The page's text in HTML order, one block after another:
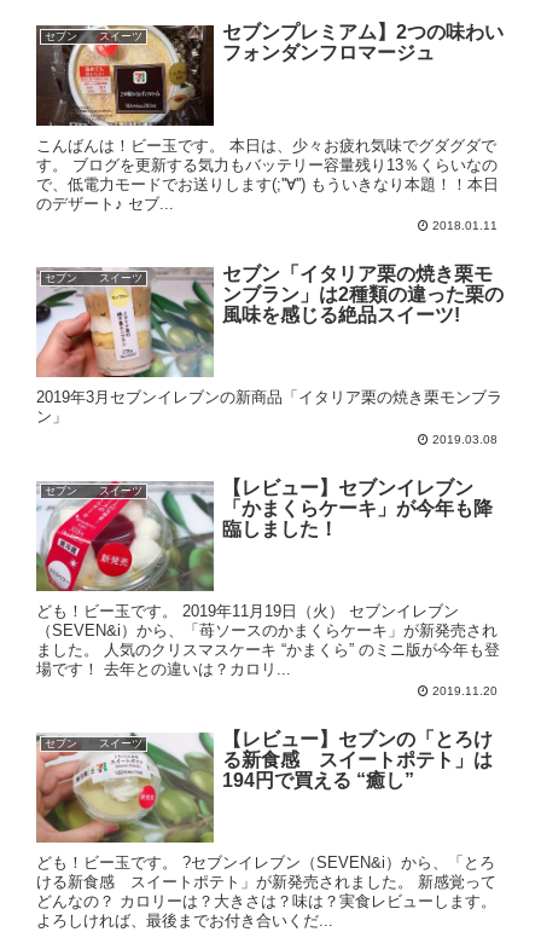
セブン スイーツ
セブンプレミアム】2つの味わい
フォンダンフロマージュ
こんばんは！ビー玉です。 本日は、少々お疲れ気味でグダグダで
す。 ブログを更新する気力もバッテリー容量残り13％くらいなの
で、低電力モードでお送りします(;''∀'') もういきなり本題！！本日
のデザート♪ セブ...
2018.01.11
セブン スイーツ
セブン「イタリア栗の焼き栗モ
ンブラン」は2種類の違った栗の
風味を感じる絶品スイーツ!
2019年3月セブンイレブンの新商品「イタリア栗の焼き栗モンブラ
ン」
2019.03.08
セブン スイーツ
【レビュー】セブンイレブン
「かまくらケーキ」が今年も降
臨しました！
ども！ビー玉です。 2019年11月19日（火） セブンイレブン
（SEVEN&i）から、「苺ソースのかまくらケーキ」が新発売され
ました。 人気のクリスマスケーキ “かまくら” のミニ版が今年も登
場です！ 去年との違いは？カロリ...
2019.11.20
セブン スイーツ
【レビュー】セブンの「とろけ
る新食感 スイートポテト」は
194円で買える “癒し”
ども！ビー玉です。 ?セブンイレブン（SEVEN&i）から、「とろ
ける新食感 スイートポテト」が新発売されました。 新感覚って
どんなの？ カロリーは？大きさは？味は？実食レビューします。
よろしければ、最後までお付き合いくだ...